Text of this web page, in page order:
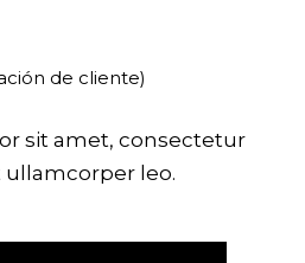
de cliente)
sit amet, consectetur
leo.